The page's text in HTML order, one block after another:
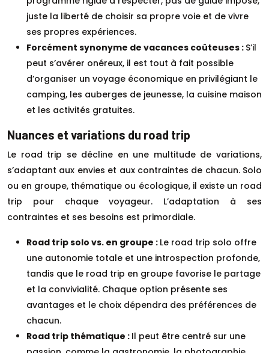
juste la liberté de choisir sa propre voie et de vivre
ses propres expériences.
Forcément synonyme de vacances coûteuses : S’il
peut s’avérer onéreux, il est tout à fait possible
d’organiser un voyage économique en privilégiant le
camping, les auberges de jeunesse, la cuisine maison
et les activités gratuites.
Nuances et variations du road trip
Le road trip se décline en une multitude de variations,
s’adaptant aux envies et aux contraintes de chacun. Solo
ou en groupe, thématique ou écologique, il existe un road
trip pour chaque voyageur. L’adaptation à ses
contraintes et ses besoins est primordiale.
Road trip solo vs. en groupe : Le road trip solo offre
une autonomie totale et une introspection profonde,
tandis que le road trip en groupe favorise le partage
et la convivialité. Chaque option présente ses
avantages et le choix dépendra des préférences de
chacun.
Road trip thématique : Il peut être centré sur une